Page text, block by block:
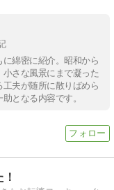
綿密に紹介。昭和から
さな風景にまで凝った
夫が随所に散りばめら
となる内容です。